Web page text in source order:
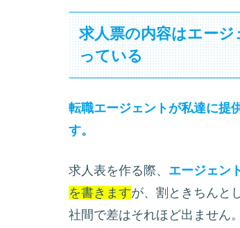
求人票の内容はエー
っている
転職エージェントが私達に提
す。
求人表を作る際、 エージェン
を書きますが、割ときちんと
社間で差はそれほど出ません